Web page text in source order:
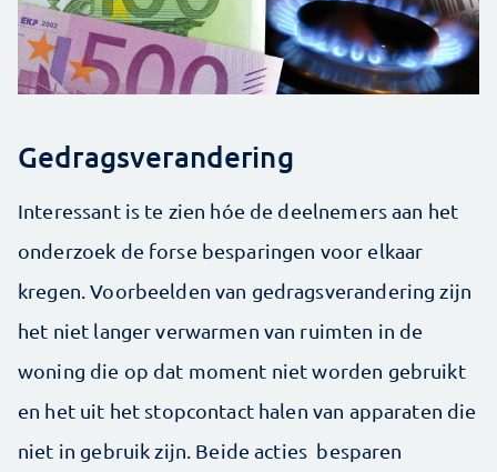
Gedragsverandering
Interessant is te zien hóe de deelnemers aan het
onderzoek de forse besparingen voor elkaar
kregen. Voorbeelden van gedragsverandering zijn
het niet langer verwarmen van ruimten in de
woning die op dat moment niet worden gebruikt
en het uit het stopcontact halen van apparaten die
niet in gebruik zijn. Beide acties besparen